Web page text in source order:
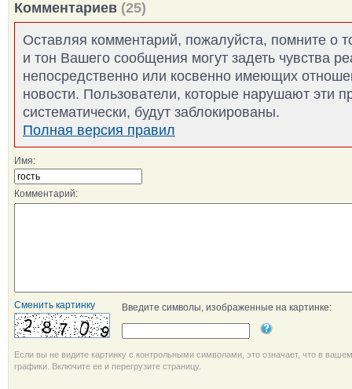
Комментариев (25)
Оставляя комментарий, пожалуйста, помните о
и тон Вашего сообщения могут задеть чувства
непосредственно или косвенно имеющих
новости. Пользователи, которые нарушают эти
систематически, будут заблокированы.
Полная версия правил
Имя:
Комментарий:
Сменить картинку Введите символы, изображенные на картинке:
Если вы не видите картинку с контрольными символами, это означает, что в
графики. Включите ее и перегрузите страницу.